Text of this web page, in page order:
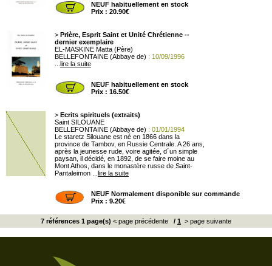
NEUF habituellement en stock
Prix : 20.90€
> Prière, Esprit Saint et Unité Chrétienne --
dernier exemplaire
EL-MASKINE Matta (Père)
BELLEFONTAINE (Abbaye de) : 10/09/1996
lire la suite
NEUF habituellement en stock
Prix : 16.50€
> Ecrits spirituels (extraits)
Saint SILOUANE
BELLEFONTAINE (Abbaye de) : 01/01/1994
Le staretz Silouane est né en 1866 dans la
province de Tambov, en Russie Centrale. A 26 ans,
après la jeunesse rude, voire agitée, d´un simple
paysan, il décidé, en 1892, de se faire moine au
Mont Athos, dans le monastère russe de Saint-
Pantaleimon ... lire la suite
NEUF Normalement disponible sur commande
Prix : 9.20€
7 références 1 page(s) < page précédente / 1 > page suivante